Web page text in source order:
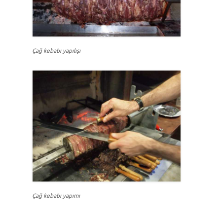
Çağ kebabı yapılışı
Çağ kebabı yapımı